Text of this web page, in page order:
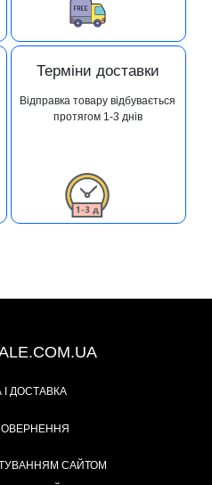
Терміни доставки
Відправка товару відбувається
протягом 1-3 днів
ДОСТАВКА
САЙТОМ